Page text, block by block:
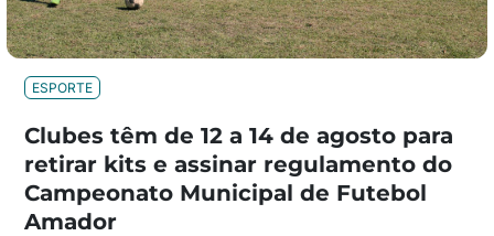
ESPORTE
Clubes têm de 12 a 14 de agosto para
retirar kits e assinar regulamento do
Campeonato Municipal de Futebol
Amador